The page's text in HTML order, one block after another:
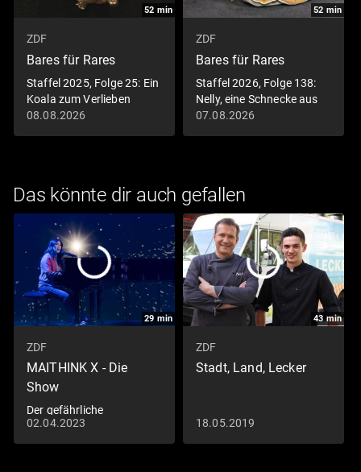
52 min
ZDF
Bares für Rares
Staffel 2025, Folge 25: Ein
Koala zum Verlieben
08.08.2026
52 min
ZDF
Bares für Rares
Staffel 2026, Folge 138:
Nelly, eine Schnecke aus
gutem Hause
07.08.2026
Das könnte dir auch gefallen
29 min
ZDF
MAITHINK X - Die
Show
Der gefährliche
Naturtrend
02.04.2023
43 min
ZDF
Stadt, Land, Lecker
18.05.2019